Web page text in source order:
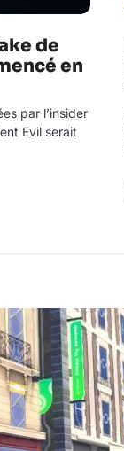
de
en
par l’insider
Evil serait